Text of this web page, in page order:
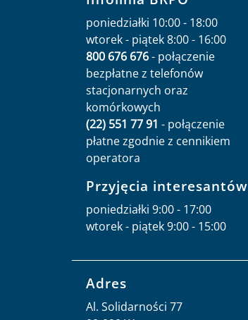
poniedziałki 10:00 - 18:00
wtorek - piątek 8:00 - 16:00
800 676 676- połączenie
bezpłatne z telefonów
stacjonarnych oraz
komórkowych
(22) 551 77 91 - połączenie
płatne zgodnie z cennikiem
operatora
Przyjęcia interesantów
poniedziałki 9:00 - 17:00
wtorek - piątek 9:00 - 15:00
Adres
Al. Solidarności 77